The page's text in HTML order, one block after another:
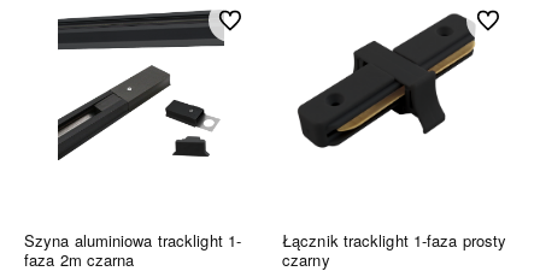
Szyna aluminiowa tracklight 1-
faza 2m czarna
Do ulubionych
Łącznik tracklight 1-faza prosty
czarny
Do